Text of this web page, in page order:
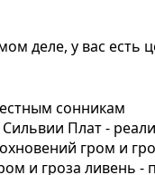
деле, у вас
сонникам
Плат -
гром и
и гроза ливень -